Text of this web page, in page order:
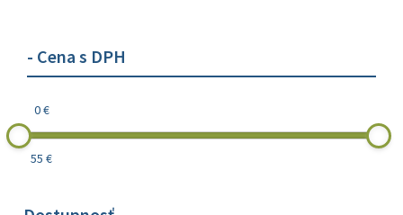
- Cena s DPH
0 €
55 €